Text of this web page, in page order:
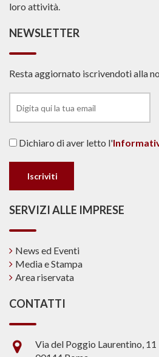
loro attività.
NEWSLETTER
Resta aggiornato iscrivendoti alla
Dichiaro di aver letto l'
SERVIZI ALLE IMPRESE
News ed Eventi
Media e Stampa
Area riservata
CONTATTI
Via del Poggio Laurentino, 11